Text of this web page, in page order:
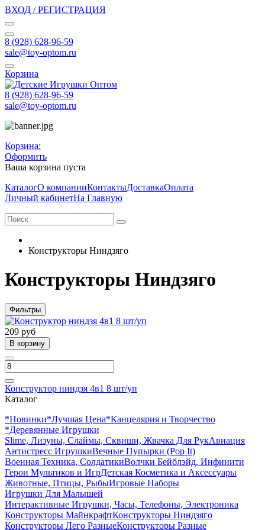
ВХОД / РЕГИСТРАЦИЯ
8 (928) 628-96-59
sale@toy-optom.ru
Корзина
8 (928) 628-96-59
sale@toy-optom.ru
Корзина:
Оформить
Ваша корзина пуста
КаталогО компанииКонтактыДоставкаОплата
Личный кабинетНа Главную
Конструкторы Ниндзяго
Конструкторы Ниндзяго
Фильтры
209 руб
В корзину
Конструктор ниндзя 4в1 8 шт/уп
Каталог
*Новинки*Лучшая Цена*Канцелярия и Творчество
*Деревянные Игрушки
Slime, Лизуны, Слаймы, Сквиши, Жвачка Для РукАвиация
Антистресс ИгрушкиВечные Пупырки (Pop It)
Военная Техника, СолдатикиВолчки Бейблэйд, Инфинити
Герои Мультиков и ИгрДетcкая Косметика и Аксессуары
Животные, Птицы, РыбыИгровые Наборы
Игрушки Для Малышей
Интерактивные Игрушки, Часы, Телефоны, Электроника
Конструкторы МайнкрафтКонструкторы Ниндзяго
Конструкторы Лего РазныеКонструкторы Разные